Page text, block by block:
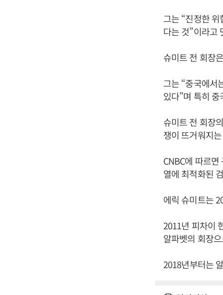
그는 “진정한
다는 것”이라고
슈미트 전 회장
그는 “중국에서
있다”며 특히
슈미트 전 회장
쟁이 뜨거워지
CNBC에 따르
열에 최적화된
에릭 슈미트는
2011년 피차이
알파벳의 회장
2018년부터는